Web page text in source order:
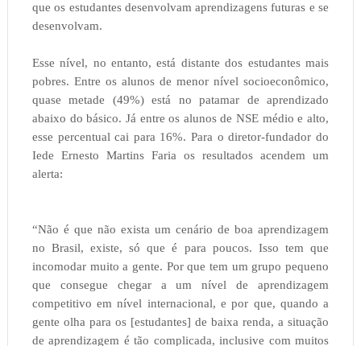
que os estudantes desenvolvam aprendizagens futuras e se
desenvolvam.
Esse nível, no entanto, está distante dos estudantes mais
pobres. Entre os alunos de menor nível socioeconômico,
quase metade (49%) está no patamar de aprendizado
abaixo do básico. Já entre os alunos de NSE médio e alto,
esse percentual cai para 16%. Para o diretor-fundador do
Iede Ernesto Martins Faria os resultados acendem um
alerta:
“Não é que não exista um cenário de boa aprendizagem
no Brasil, existe, só que é para poucos. Isso tem que
incomodar muito a gente. Por que tem um grupo pequeno
que consegue chegar a um nível de aprendizagem
competitivo em nível internacional, e por que, quando a
gente olha para os [estudantes] de baixa renda, a situação
de aprendizagem é tão complicada, inclusive com muitos